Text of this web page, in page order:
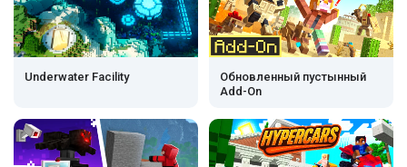
Underwater Facility
Обновленный пустынный
Add-On